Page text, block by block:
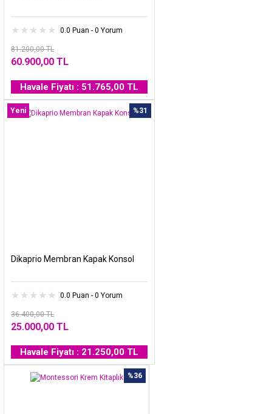
0.0 Puan - 0 Yorum
81.200,00 TL
60.900,00 TL
Havale Fiyatı : 51.765,00 TL
%31
Yeni
Dikaprio Membran Kapak Konsol
0.0 Puan - 0 Yorum
36.400,00 TL
25.000,00 TL
Havale Fiyatı : 21.250,00 TL
%36